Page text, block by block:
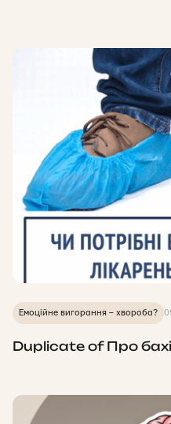
Емоційне вигорання – хвороба?
Duplicate of Про